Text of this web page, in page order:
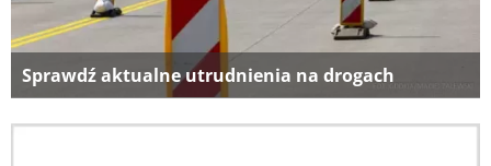
Sprawdź aktualne utrudnienia na drogach